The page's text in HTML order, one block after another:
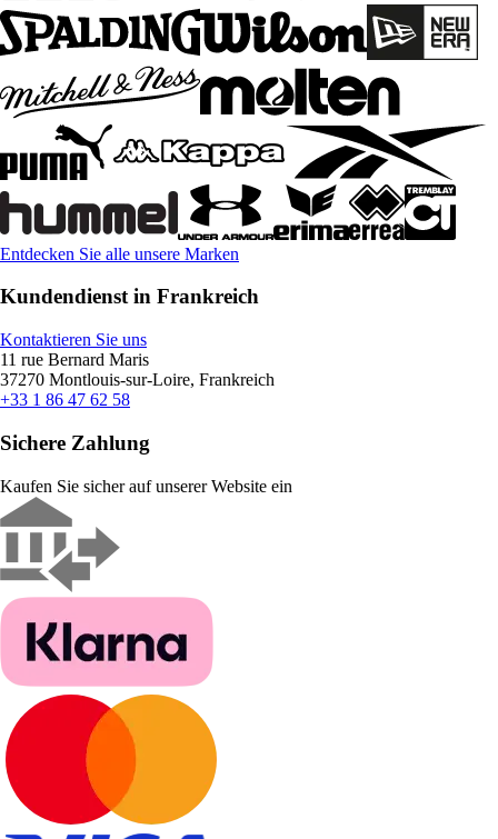
Entdecken Sie alle unsere Marken
Kundendienst in Frankreich
Kontaktieren Sie uns
11 rue Bernard Maris
37270 Montlouis-sur-Loire, Frankreich
+33 1 86 47 62 58
Sichere Zahlung
Kaufen Sie sicher auf unserer Website ein